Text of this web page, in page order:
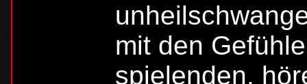
mit den
spielenden,